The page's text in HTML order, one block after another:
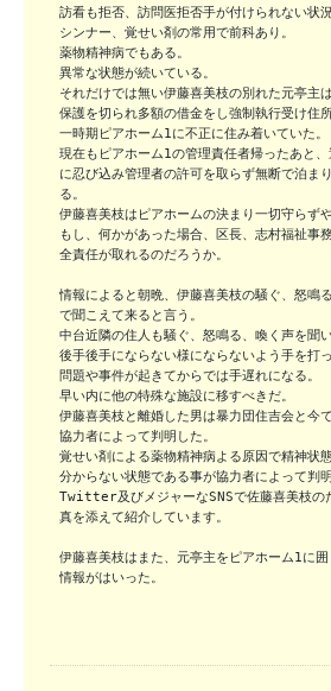
訪看も拒否、訪問医拒否手が付けられない状況
シンナー、覚せい剤の常用で前科あり。
薬物精神病でもある。
異常な状態が続いている。
それだけでは無い伊藤喜美枝の別れた元亭主
保護を切られ多額の借金をし強制執行受け住
一時期ピアホーム1に不正に住み着いていた。
現在もピアホーム1の管理責任者帰ったあと
に忍び込み管理者の許可を取らず無断で泊ま
る。
伊藤喜美枝はピアホームの決まり一切守らず
もし、何かがあった場合、区長、志村福祉事
全責任が取れるのだろうか。
情報によると朝晩、伊藤喜美枝の騒ぐ、怒鳴
で聞こえて来ると言う。
中台近隣の住人も騒ぐ、怒鳴る、喚く声を聞
後手後手にならない様にならないよう手を打っ
問題や事件が起きてからでは手遅れになる。
早い内に他の特殊な施設に移すべきだ。
伊藤喜美枝と離婚した男は暴力団住吉会と今
協力者によって判明した。
覚せい剤による薬物精神病よる原因で精神状
分からない状態である事が協力者によって判明
Twitter及びメジャーなSNSで佐藤喜美枝の
真を添えて紹介しています。
伊藤喜美枝はまた、元亭主をピアホーム1に